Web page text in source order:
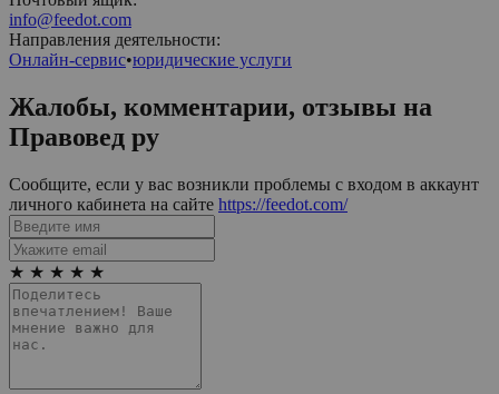
info@feedot.com
Направления деятельности:
Онлайн-сервис•юридические услуги
Жалобы, комментарии, отзывы на
Правовед ру
Сообщите, если у вас возникли проблемы с входом в аккаунт
личного кабинета на сайте https://feedot.com/
★ ★ ★ ★ ★